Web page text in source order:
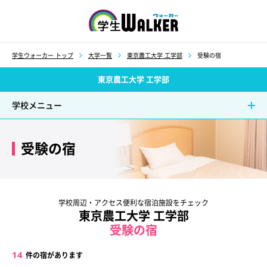
学生ウォーカー トップ 大学一覧 東京農工大学 工学部 受験の宿
東京農工大学 工学部
学校メニュー
受験の宿
学校周辺・アクセス便利な宿泊施設をチェック
東京農工大学 工学部
受験の宿
14 件の宿があります